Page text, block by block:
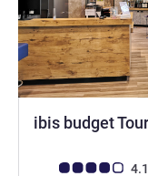
ibis budget
Nota clientes Avis